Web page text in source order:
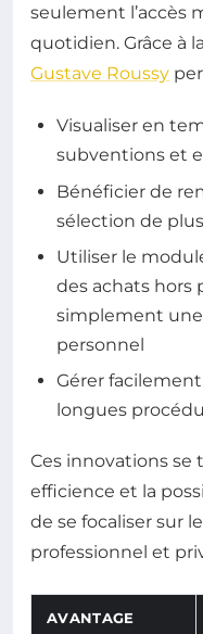
seulement l’accès
quotidien. Grâce à
Gustave Roussy
Visualiser en
subventions et
Bénéficier de
sélection de
Utiliser le
des achats hors
simplement une
personnel
Gérer
longues
Ces innovations
efficience et la
de se focaliser sur
professionnel et
AVANTAGE